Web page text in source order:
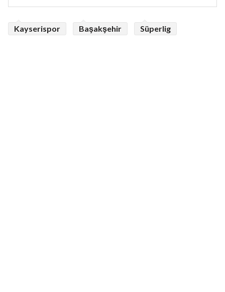
Kayserispor Başakşehir Süperlig